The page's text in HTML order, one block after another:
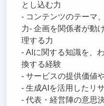
とし込む力
- コンテンツのテーマ
力- 企画を関係者が動
理する力
- AIに関する知識を、
換する経験
- サービスの提供価値
- 生成AIを活用したリ
- 代表・経営陣の意思